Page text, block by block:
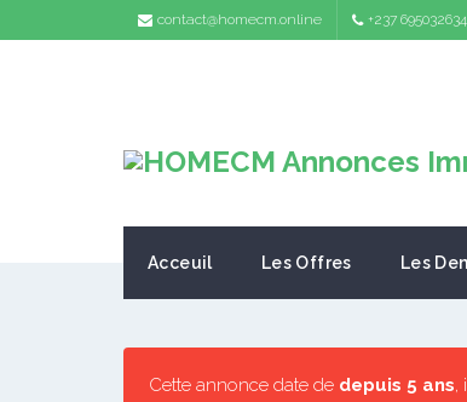
contact@homecm.online +237 695032634
Acceuil Les Offres Les
Cette annonce date de depuis 5 ans,